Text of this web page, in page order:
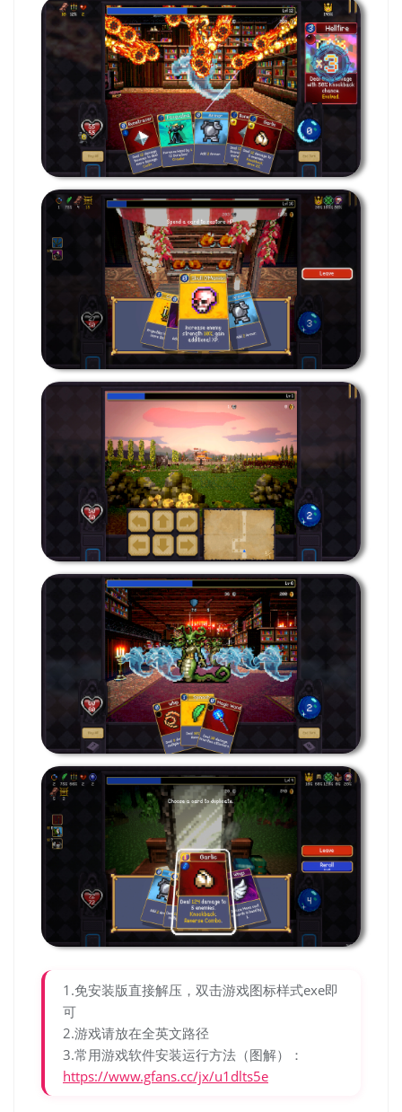
1.免安装版直接解压，双击游戏图标样式exe即
可
2.游戏请放在全英文路径
3.常用游戏软件安装运行方法（图解）：
https://www.gfans.cc/jx/u1dlts5e